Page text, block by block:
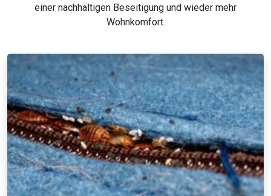
einer nachhaltigen Beseitigung und wieder mehr
Wohnkomfort.